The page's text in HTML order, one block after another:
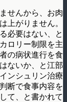
せんから、お肉
上がりません。
必要はない、と
ロリー制限を主
の病状進行を食
ないか、と江部
ンシュリン治療
断で食事内容を
て、と書かれて